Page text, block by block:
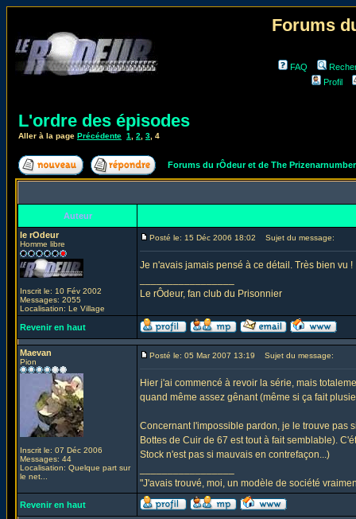
Forums
FAQ
Profil
L'ordre des épisodes
Aller à la page Précédente 1 2 3 4
Forums du rÔdeur et de The
Auteur
le rOdeur
Homme libre
Inscrit le: 10 Fév 2002
Messages: 2055
Localisation: Le Village
Posté le: 15 Déc 2006 18:02 Sujet du message:
Je n'avais jamais pensé à ce détail. Très bien vu !
Le rÔdeur, fan club du Prisonnier
Revenir en haut
Maevan
Pion
Inscrit le: 07 Déc 2006
Messages: 44
Localisation: Quelque part sur
le net...
Posté le: 05 Mar 2007 13:19 Sujet du message:
Hier j'ai commencé à revoir la série, mais
quand même assez gênant (même si ça fait
Concernant l'impossible pardon, je le trouve pas
Bottes de Cuir de 67 est tout à fait semblable).
Stock n'est pas si mauvais en contrefaçon...)
"J'avais trouvé, moi, un modèle de société
Revenir en haut